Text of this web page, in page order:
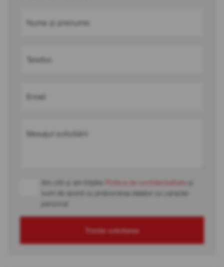
Nume și prenume
Telefon
Email
Mesajul solicitării
Am citit și am înțeles Politica de confidențialitate
sunt de acord cu prelucrarea datelor cu caracter
personal
Trimite solicitarea